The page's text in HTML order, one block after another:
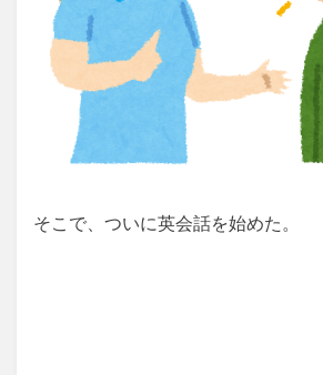
そこで、ついに英会話を始めた。